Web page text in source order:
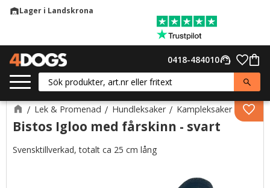
warehouseLager i Landskrona
support_agent
0418-484010
Lek & Promenad Hundleksaker Kampleksaker
Bistos Igloo med fårskinn - svart
Svensktillverkad, totalt ca 25 cm lång